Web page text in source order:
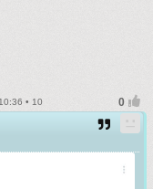
• 10